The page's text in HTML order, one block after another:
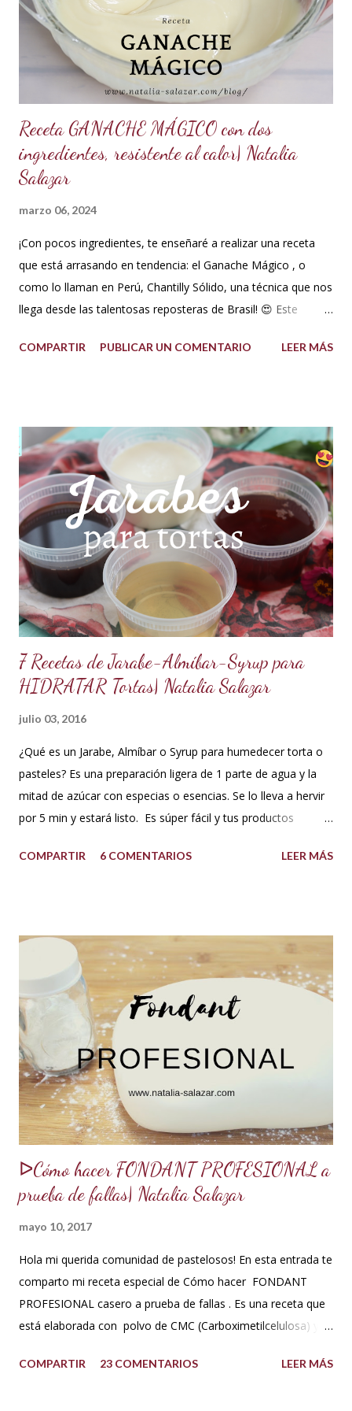
o al gusto *5 ml de VINAGRE BLANCO (opcional, funciona
como preservante) *1 cucharadita de Glicerina ( usar solo si
el clima es ...
Receta GANACHE MÁGICO con dos
ingredientes, resistente al calor| Natalia
Salazar
marzo 06, 2024
¡Con pocos ingredientes, te enseñaré a realizar una receta
que está arrasando en tendencia: el Ganache Mágico , o
como lo llaman en Perú, Chantilly Sólido, una técnica que nos
llega desde las talentosas reposteras de Brasil! 😍 Este
propiedad de solidificarse al enfriarse, evitando así que se
auténtica maravilla. Se lo puede preparar de diferentes
formas con el mismo resultado, obteniendo un Ganache, que
es una crema que tiene una parte de chocolate y otra parte
de crema de leche o nata, más información de lo que es un
ganache aquí en mi Blog. 😉 Ingredientes: (Proporción 3x1)
600 g de chocolate blanco (sucedáneo para resistir climas
cálidos) 200 g de crema para batir vegetal (crema para batir
para hacer Chantilly vegetal) Preparación: Coloca el chocolate
y...
COMPARTIR PUBLICAR UN COMENTARIO LEER MÁS
7 Recetas de Jarabe-Almíbar-Syrup para
HIDRATAR Tortas| Natalia Salazar
julio 03, 2016
¿Qué es un Jarabe, Almíbar o Syrup para humedecer torta o
pasteles? Es una preparación ligera de 1 parte de agua y la
mitad de azúcar con especias o esencias. Se lo lleva a hervir
por 5 min y estará listo. Es súper fácil y tus productos
USOS: Siempre que hacemos una torta cubierta
porque el producto estaba muy seco al salir del horno o
porque la receta era básica como suelen ser los bizcochuelos
de batido liviano como el Genovés, Angel cake, etc. Así tus
tortas y pasteles te quedarán húmedos y mucho más
sabrosos. Los jarabes pueden ser de diferentes sabores, de
acuerdo a los ingredientes que usemos. Aquí te comparto
una...
COMPARTIR 6 COMENTARIOS LEER MÁS
ᐅCómo hacer FONDANT PROFESIONAL a
prueba de fallas| Natalia Salazar
mayo 10, 2017
Hola mi querida comunidad de pastelosos! En esta entrada te
comparto mi receta especial de Cómo hacer FONDANT
PROFESIONAL casero a prueba de fallas . Es una receta que
está elaborada con polvo de CMC (Carboximetilcelulosa) y
que le aportan a la masa elasticidad, firmeza y le ayudan a
COMPARTIR 23 COMENTARIOS LEER MÁS